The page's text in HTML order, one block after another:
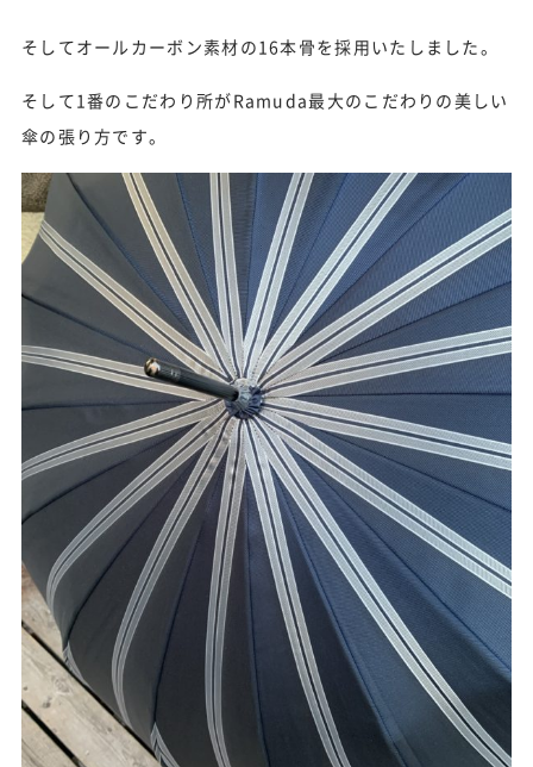
そしてオールカーボン素材の16本骨を採用いたしました。
そして1番のこだわり所がRamuda最大のこだわりの美しい
傘の張り方です。